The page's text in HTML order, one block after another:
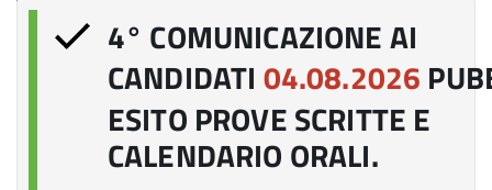
4° COMUNICAZIONE AI
CANDIDATI 04.08.2026
ESITO PROVE SCRITTE E
CALENDARIO ORALI.